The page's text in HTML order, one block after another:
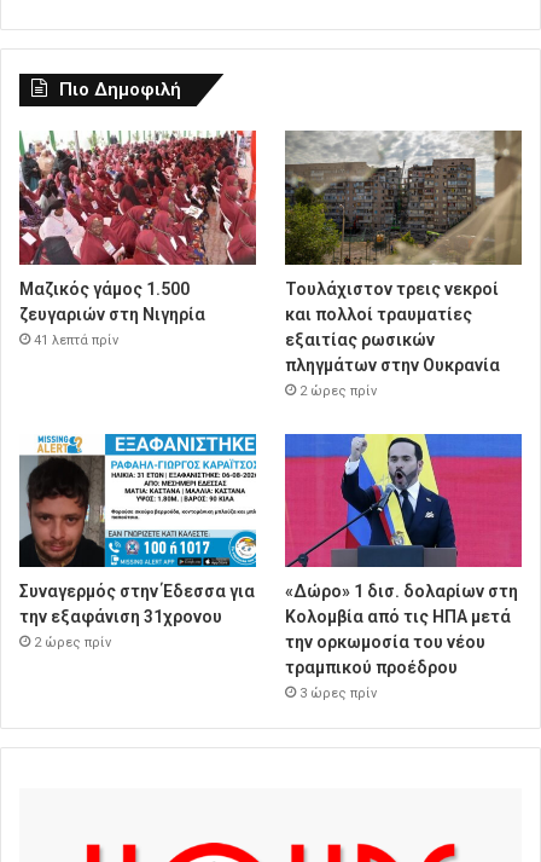
Πιο Δημοφιλή
Μαζικός γάμος 1.500
ζευγαριών στη Νιγηρία
41 λεπτά πρίν
Τουλάχιστον τρεις νεκροί
και πολλοί τραυματίες
εξαιτίας ρωσικών
πληγμάτων στην Ουκρανία
2 ώρες πρίν
Συναγερμός στην Έδεσσα για
την εξαφάνιση 31χρονου
2 ώρες πρίν
«Δώρο» 1 δισ. δολαρίων στη
Κολομβία από τις ΗΠΑ μετά
την ορκωμοσία του νέου
τραμπικού προέδρου
3 ώρες πρίν